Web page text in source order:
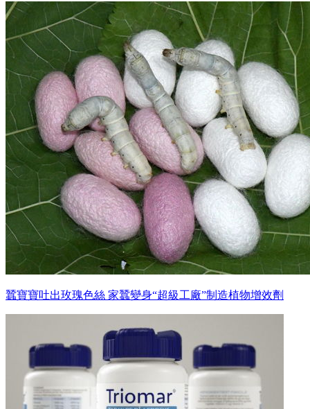
蠶寶寶吐出玫瑰色絲 家蠶變身“超級工廠”制造植物增效劑